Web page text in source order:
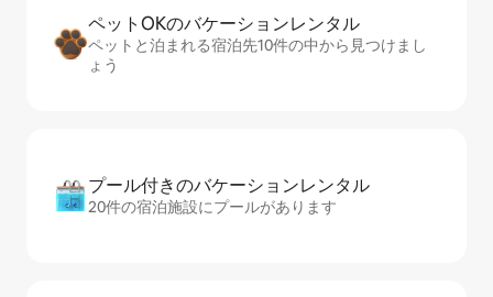
ペットOKのバ⁠ケ⁠ー⁠シ⁠ョ⁠ンレ⁠ン⁠タ⁠ル
ペットと泊まれる宿泊先10件の中から見つけまし
ょう
プール付きのバ⁠ケ⁠ー⁠シ⁠ョ⁠ンレ⁠ン⁠タ⁠ル
20件の宿泊施設にプールがあります